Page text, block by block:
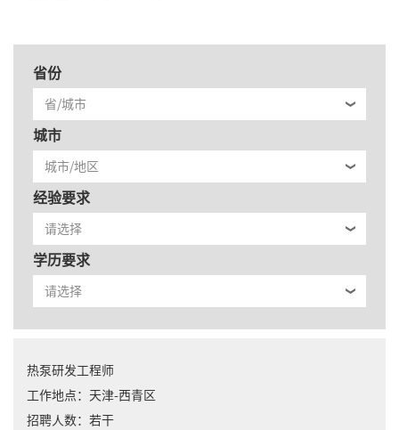
省份
城市
经验要求
学历要求
热泵研发工程师
工作地点： 天津-西青区
招聘人数： 若干